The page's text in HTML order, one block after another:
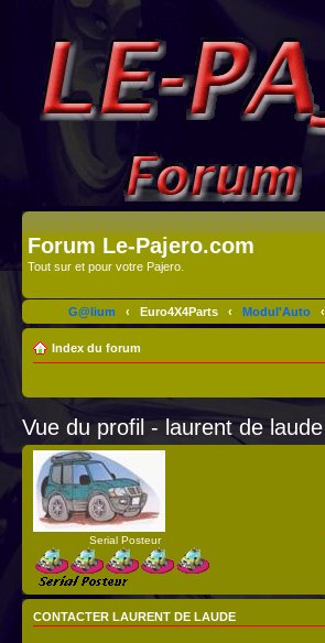
Forum Le-Pajero.com
Tout sur et pour votre Pajero.
G@lium ‹ Euro4X4Parts ‹ Modul'Auto ‹
Index du forum
Vue du profil - laurent de laude
Serial Posteur
CONTACTER LAURENT DE LAUDE